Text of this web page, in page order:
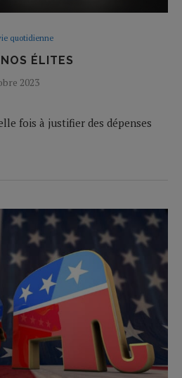
quotidienne
ÉLITES
2023
fois à justifier des dépenses